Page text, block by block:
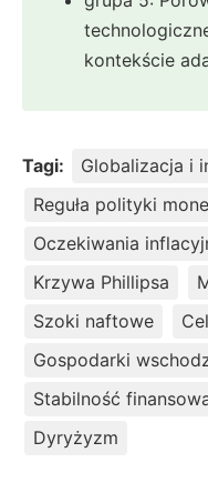
kontekście
Tagi: Globalizacja i
Reguła polityki
Oczekiwania
Krzywa Phillipsa
Szoki naftowe
Gospodarki
Stabilność
Dyryżyzm